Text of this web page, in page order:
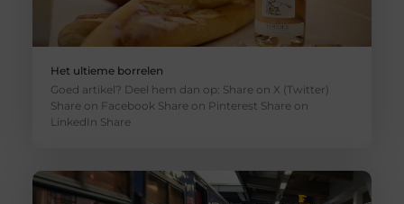
Het ultieme borrelen
Goed artikel? Deel hem dan op: Share on X (Twitter)
Share on Facebook Share on Pinterest Share on
LinkedIn Share